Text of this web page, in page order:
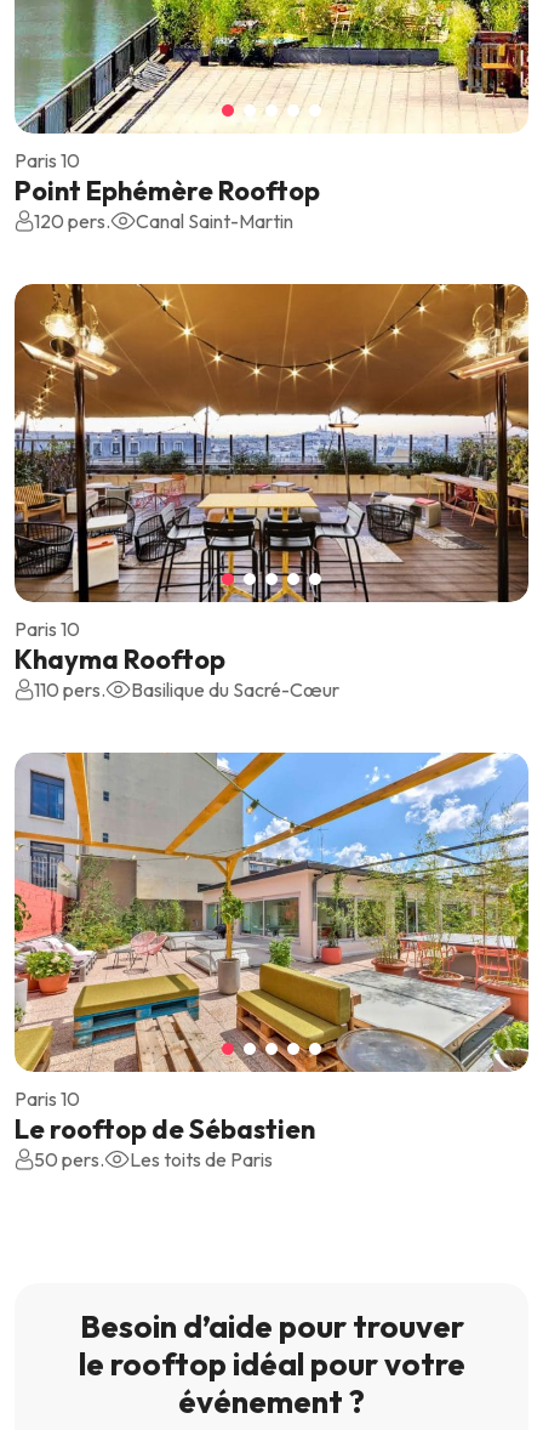
Paris 10
Point Ephémère Rooftop
120 pers. Canal Saint-Martin
Paris 10
Khayma Rooftop
110 pers. Basilique du Sacré-Cœur
Paris 10
Le rooftop de Sébastien
50 pers. Les toits de Paris
Besoin d’aide pour trouver
le rooftop idéal pour votre
événement ?